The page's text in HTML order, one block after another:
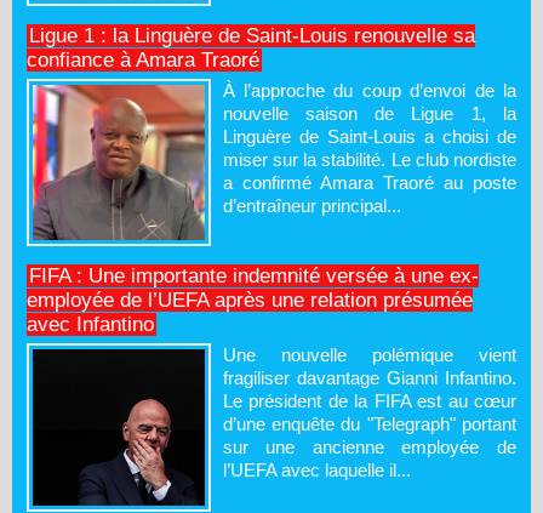
Ligue 1 : la Linguère de Saint-Louis renouvelle sa
confiance à Amara Traoré
À l’approche du coup d’envoi de la
nouvelle saison de Ligue 1, la
Linguère de Saint-Louis a choisi de
miser sur la stabilité. Le club nordiste
a confirmé Amara Traoré au poste
d’entraîneur principal...
FIFA : Une importante indemnité versée à une ex-
employée de l’UEFA après une relation présumée
avec Infantino
Une nouvelle polémique vient
fragiliser davantage Gianni Infantino.
Le président de la FIFA est au cœur
d’une enquête du "Telegraph" portant
sur une ancienne employée de
l’UEFA avec laquelle il...